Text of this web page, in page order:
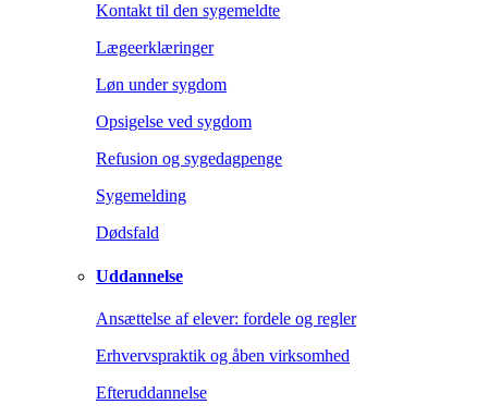
Kontakt til den sygemeldte
Lægeerklæringer
Løn under sygdom
Opsigelse ved sygdom
Refusion og sygedagpenge
Sygemelding
Dødsfald
Uddannelse
Ansættelse af elever: fordele og regler
Erhvervspraktik og åben virksomhed
Efteruddannelse